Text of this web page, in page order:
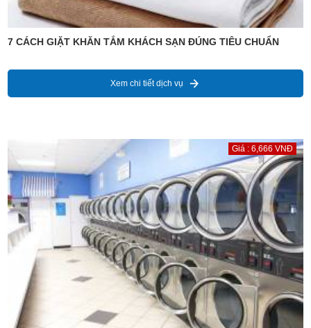
7 CÁCH GIẶT KHĂN TẮM KHÁCH SẠN ĐÚNG TIÊU CHUẨN
Xem chi tiết dịch vụ
Giá : 6,666 VNĐ